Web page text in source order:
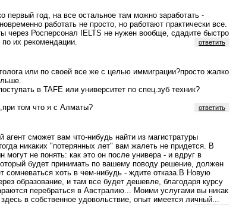
первый год, на все остальное там можно заработать -
работать не просто, но работают практически все.
через Росперсонал IELTS не нужен вообще, сдадите быстро
по их рекомендации.
ответить
или по своей все же с целью иммиграции?просто жалко
в TAFE или университет по спец.зуб техник?
том что я с Алматы?
ответить
сможет вам что-нибудь найти из магистратуры
никаких "потерянных лет" вам жалеть не придется. В
не понять: как это он после универа - и вдруг в
будет принимать по вашему поводу решение, должен
сомневаться хоть в чем-нибудь - ждите отказа.В Новую
образование, и там все будет дешевле, благодаря курсу
перебраться в Австралию... Моими услугами вы никак
в собственное удовольствие, опыт имеется личный...